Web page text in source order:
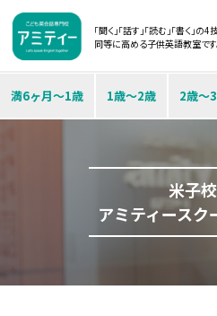
「聞く」「話す」「読む」「書く」の
同等に高める子供英語教室です
満6ヶ月～1歳 1歳～2歳 2歳～
米子
アミティースク